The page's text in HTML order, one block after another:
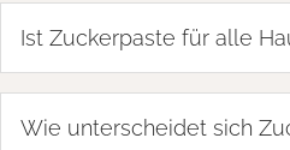
Ist Zuckerpaste für alle
Wie unterscheidet sich